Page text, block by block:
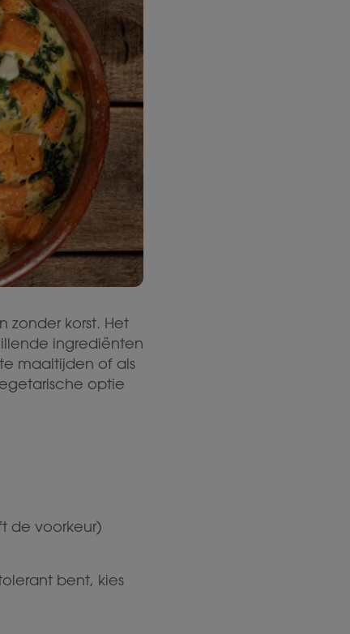
zonder korst. Het
ingrediënten
maaltijden of als
optie
de voorkeur)
bent, kies